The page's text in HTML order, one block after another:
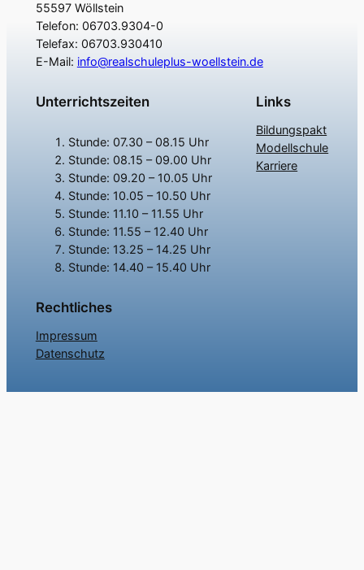
55597 Wöllstein
Telefon: 06703.9304-0
Telefax: 06703.930410
E-Mail: info@realschuleplus-woellstein.de
Unterrichtszeiten
Stunde: 07.30 – 08.15 Uhr
Stunde: 08.15 – 09.00 Uhr
Stunde: 09.20 – 10.05 Uhr
Stunde: 10.05 – 10.50 Uhr
Stunde: 11.10 – 11.55 Uhr
Stunde: 11.55 – 12.40 Uhr
Stunde: 13.25 – 14.25 Uhr
Stunde: 14.40 – 15.40 Uhr
Links
Bildungspakt
Modellschule
Karriere
Rechtliches
Impressum
Datenschutz